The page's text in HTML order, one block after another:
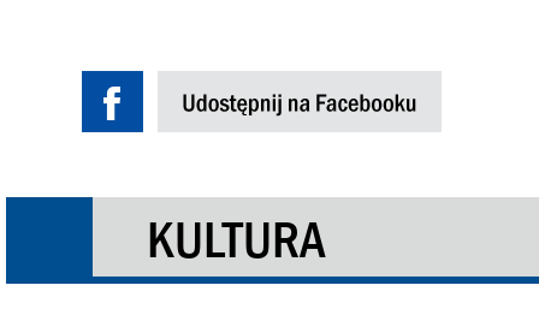
KULTURA